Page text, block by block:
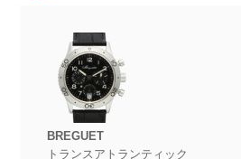
BREGUET
トランスアトランティック